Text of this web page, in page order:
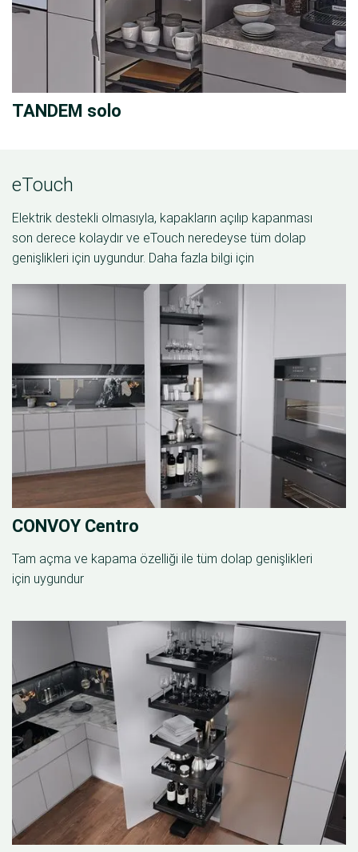
TANDEM solo
eTouch
Elektrik destekli olmasıyla, kapakların açılıp kapanması
son derece kolaydır ve eTouch neredeyse tüm dolap
genişlikleri için uygundur. Daha fazla bilgi için
CONVOY Centro
Tam açma ve kapama özelliği ile tüm dolap genişlikleri
için uygundur